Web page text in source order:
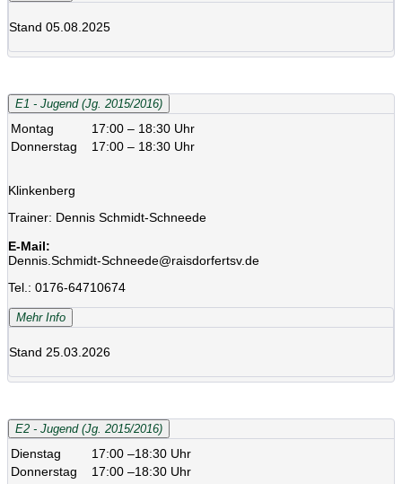
Stand 05.08.2025
E1 - Jugend (Jg. 2015/2016)
Montag
17:00 – 18:30 Uhr
Donnerstag
17:00 – 18:30 Uhr
Klinkenberg
Trainer: Dennis Schmidt-Schneede
E-Mail:
Dennis.Schmidt-Schneede@raisdorfertsv.de
Tel.: 0176-64710674
Mehr Info
Stand 25.03.2026
E2 - Jugend (Jg. 2015/2016)
Dienstag
17:00 –18:30 Uhr
Donnerstag
17:00 –18:30 Uhr